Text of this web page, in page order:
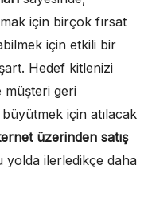
için birçok fırsat
için etkili bir
Hedef kitlenizi
müşteri geri
için atılacak
üzerinden satış
yolda ilerledikçe daha